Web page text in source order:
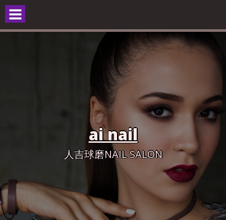
Skip
content
ai nail
人吉球磨NAIL SALON